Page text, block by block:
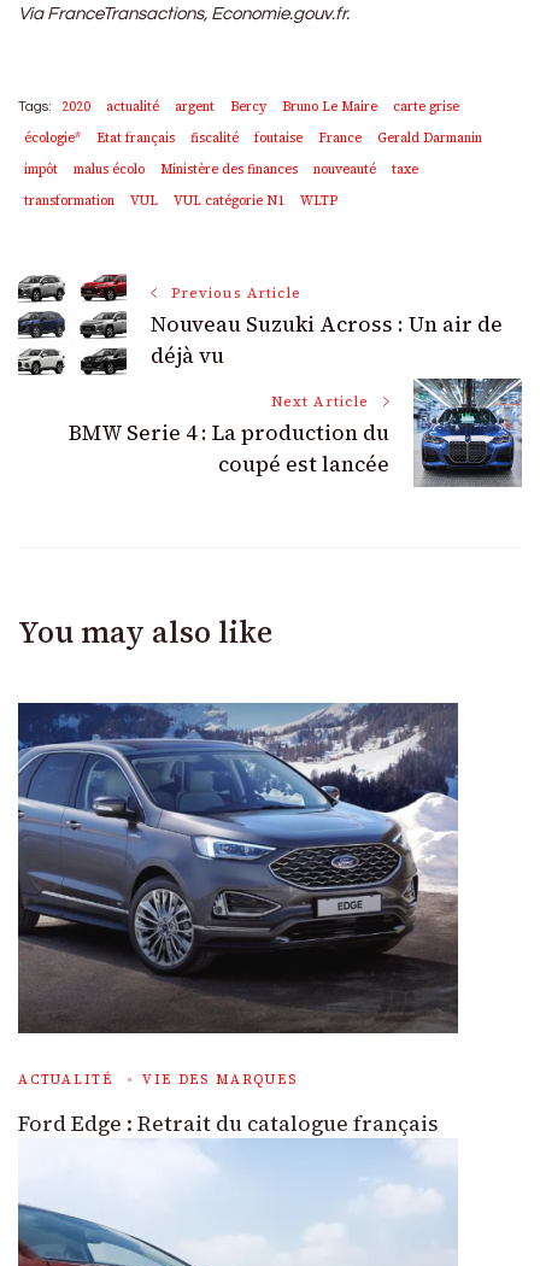
Via FranceTransactions, Economie.gouv.fr.
Tags: 2020 actualité argent Bercy Bruno Le Maire
carte grise
écologie*
Etat français fiscalité foutaise France
Gerald Darmanin
impôt
malus écolo Ministère des finances nouveauté
taxe
transformation
VUL VUL catégorie N1 WLTP
Post
Navigation
Previous Article
Nouveau Suzuki Across : Un air de
déjà vu
Next Article
BMW Serie 4 : La production du
coupé est lancée
You may also like
ACTUALITÉ VIE DES MARQUES
Ford Edge : Retrait du catalogue français